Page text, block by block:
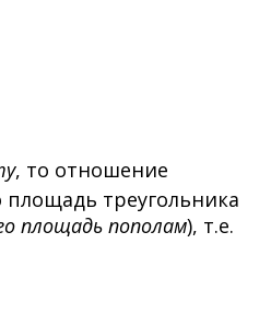
, то отношение
треугольника
площадь пополам), т.е.